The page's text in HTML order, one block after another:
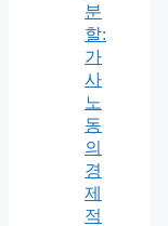
분
할:
가
사
노
동
의
경
제
적